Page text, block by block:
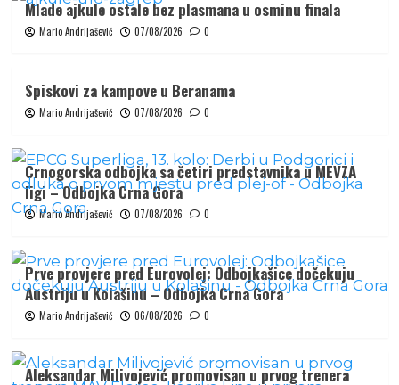
Mlade ajkule ostale bez plasmana u osminu finala
Mario Andrijašević 07/08/2026 0
Spiskovi za kampove u Beranama
Mario Andrijašević 07/08/2026 0
Crnogorska odbojka sa četiri predstavnika u MEVZA
ligi – Odbojka Crna Gora
Mario Andrijašević 07/08/2026 0
Prve provjere pred Eurovolej: Odbojkašice dočekuju
Austriju u Kolašinu – Odbojka Crna Gora
Mario Andrijašević 06/08/2026 0
Aleksandar Milivojević promovisan u prvog trenera